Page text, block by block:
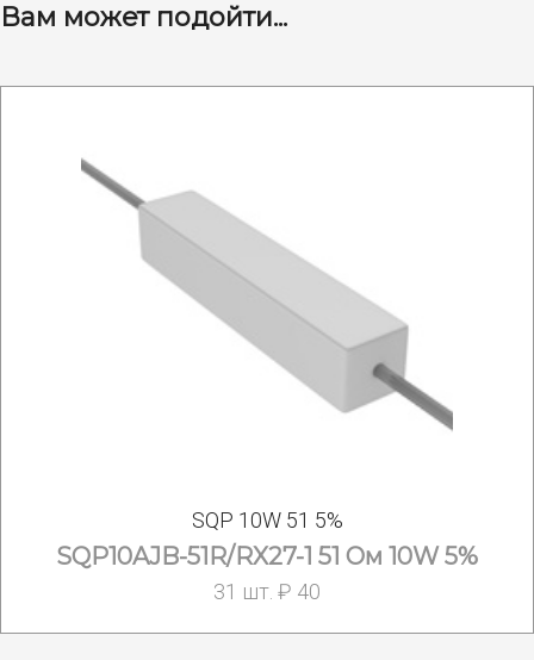
Вам может подойти...
SQP 10W 51 5%
SQP10AJB-51R/RX27-1 51 Ом 10W 5%
31 шт. ₽ 40